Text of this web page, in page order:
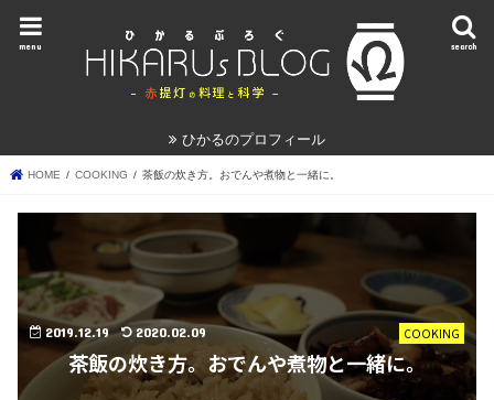
search
menu
ひかるのプロフィール
HOME COOKING 茶飯の炊き方。おでんや煮物と一緒に。
COOKING
2019.12.19 2020.02.09
茶飯の炊き方。おでんや煮物と一緒に。